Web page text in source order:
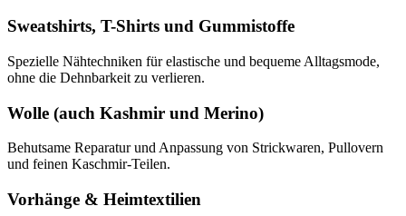
Sweatshirts, T-Shirts und Gummistoffe
Spezielle Nähtechniken für elastische und bequeme Alltagsmode,
ohne die Dehnbarkeit zu verlieren.
Wolle (auch Kashmir und Merino)
Behutsame Reparatur und Anpassung von Strickwaren, Pullovern
und feinen Kaschmir-Teilen.
Vorhänge & Heimtextilien